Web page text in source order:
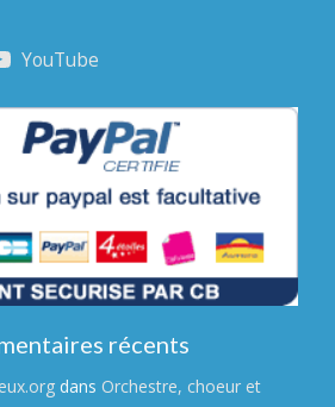
YouTube
récents
dans Orchestre, choeur et